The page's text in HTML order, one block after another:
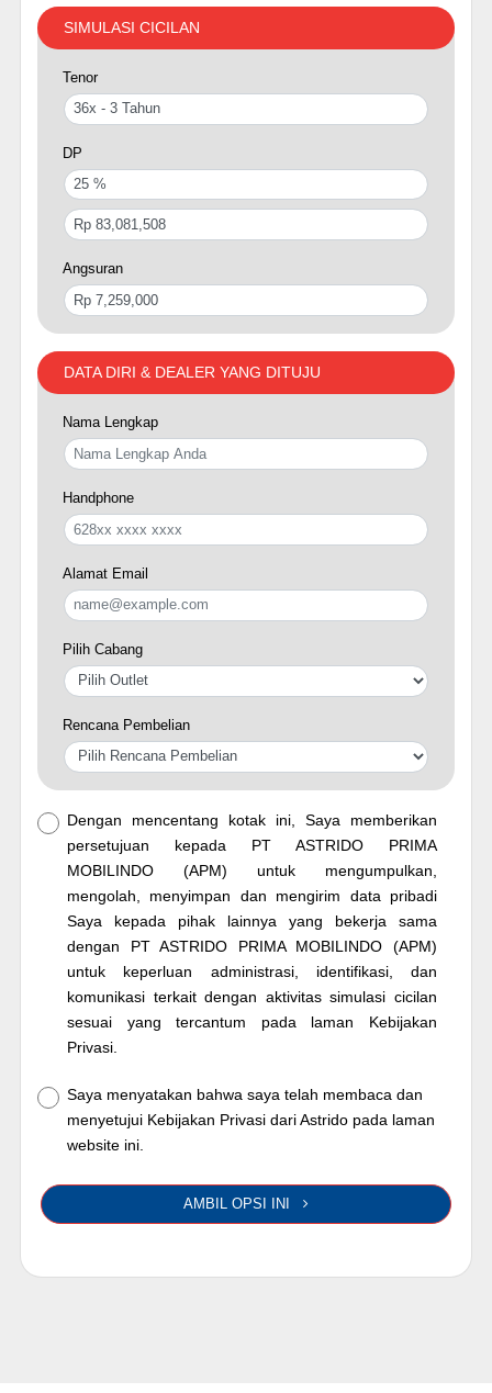
SIMULASI CICILAN
Tenor
DP
Angsuran
DATA DIRI & DEALER YANG DITUJU
Nama Lengkap
Handphone
Alamat Email
Pilih Cabang
Rencana Pembelian
Dengan mencentang kotak ini, Saya memberikan
persetujuan kepada PT ASTRIDO PRIMA
MOBILINDO (APM) untuk mengumpulkan,
mengolah, menyimpan dan mengirim data pribadi
Saya kepada pihak lainnya yang bekerja sama
dengan PT ASTRIDO PRIMA MOBILINDO (APM)
untuk keperluan administrasi, identifikasi, dan
komunikasi terkait dengan aktivitas simulasi cicilan
sesuai yang tercantum pada laman Kebijakan
Privasi.
Saya menyatakan bahwa saya telah membaca dan
menyetujui Kebijakan Privasi dari Astrido pada laman
website ini.
AMBIL OPSI INI